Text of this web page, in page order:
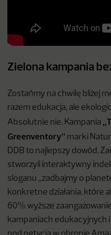
Zielona kampania
Zostańmy na chwilę bliżej
razem edukacja, ale
Absolutnie nie. Kampania
Greenventory” marki
DDB to najlepszy dowód.
stworzyli interaktywny
sloganu „zadbajmy o
konkretne działania, które
60% wyższe
kampaniach edukacyjnych